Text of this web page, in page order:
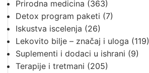
Prirodna medicina (363)
Detox program paketi (7)
Iskustva iscelenja (26)
Lekovito bilje – značaj i uloga (119)
Suplementi i dodaci u ishrani (9)
Terapije i tretmani (205)